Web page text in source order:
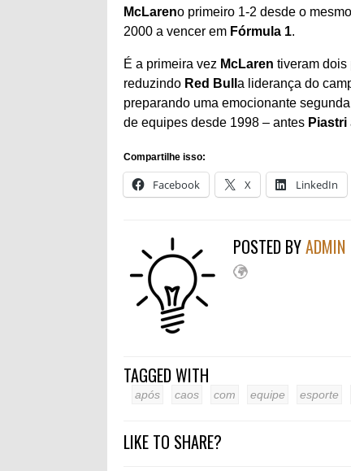
McLareno primeiro 1-2 desde o
2000 a vencer em Fórmula 1.
É a primeira vez McLaren tiveram dois
reduzindo Red Bull a liderança do
preparando uma emocionante
de equipes desde 1998 – antes Piastri
Compartilhe isso:
Facebook X LinkedIn
POSTED BYADMIN
TAGGED WITH
após caos com equipe esporte
LIKE TO SHARE?